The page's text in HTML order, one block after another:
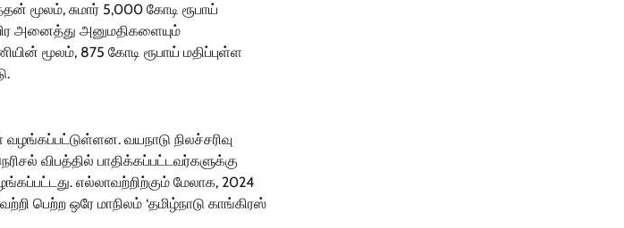
மூலம், சுமார் 5,000 கோடி ரூபாய்
அனைத்து அனுமதிகளையும்
மூலம், 875 கோடி ரூபாய் மதிப்புள்ள
வயநாடு நிலச்சரிவு
விபத்தில் பாதிக்கப்பட்டவர்களுக்கு
எல்லாவற்றிற்கும் மேலாக, 2024
பெற்ற ஒரே மாநிலம் ‘தமிழ்நாடு காங்கிரஸ்